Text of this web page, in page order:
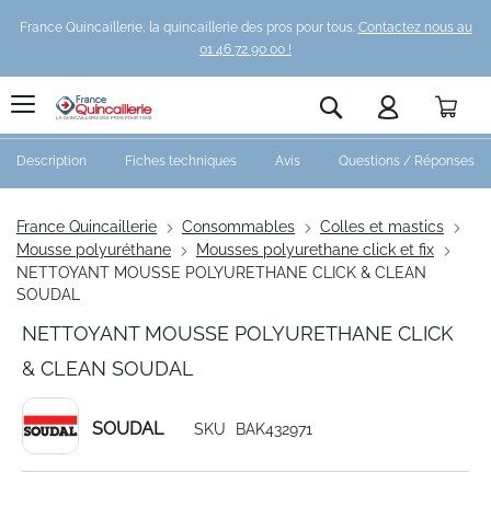
France Quincaillerie, la quincaillerie des pros pour tous. Contactez nous au
01 46 72 90 00 !
Rechercher
France Quincaillerie Consommables
Colles et mastics
Mousse polyuréthane
Mousses polyurethane click et fix
NETTOYANT MOUSSE POLYURETHANE CLICK & CLEAN
SOUDAL
NETTOYANT MOUSSE POLYURETHANE CLICK
& CLEAN SOUDAL
SOUDAL SKU BAK432971
Description Fiches techniques Avis Questions / Réponses